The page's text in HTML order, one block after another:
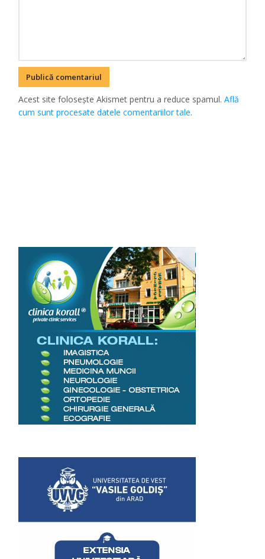
Acest site folosește Akismet pentru a reduce spamul.Află
cum sunt procesate datele comentariilor tale.